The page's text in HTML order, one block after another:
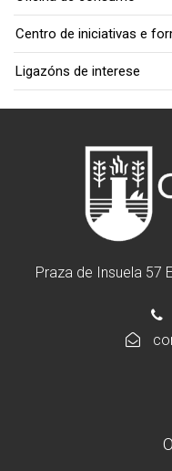
Centro de iniciativas e
Ligazóns de interese
Praza de Insuela 57